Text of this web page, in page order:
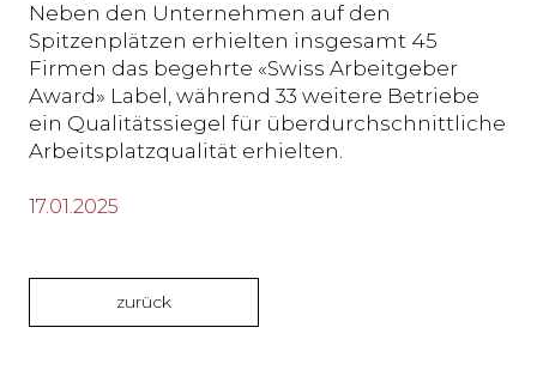
Neben den Unternehmen auf den
Spitzenplätzen erhielten insgesamt 45
Firmen das begehrte «Swiss Arbeitgeber
Award» Label, während 33 weitere Betriebe
ein Qualitätssiegel für überdurchschnittliche
Arbeitsplatzqualität erhielten.
17.01.2025
zurück